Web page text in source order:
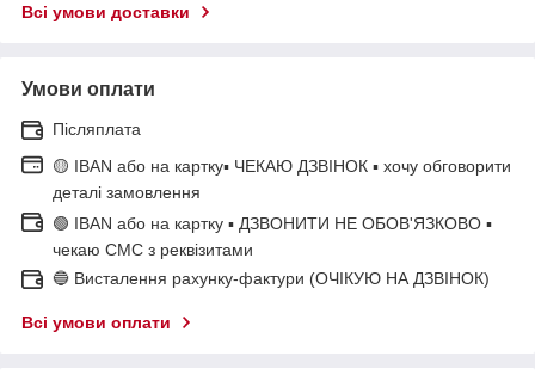
Всі умови доставки
Умови оплати
Післяплата
🟡 IBAN або на картку▪ ЧЕКАЮ ДЗВІНОК ▪ хочу обговорити
деталі замовлення
🟢 IBAN або на картку ▪ ДЗВОНИТИ НЕ ОБОВ'ЯЗКОВО ▪
чекаю СМС з реквізитами
🔵 Висталення рахунку-фактури (ОЧІКУЮ НА ДЗВІНОК)
Всі умови оплати